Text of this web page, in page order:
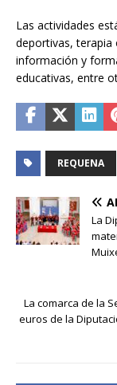
Las actividades
deportivas, terapia
información y
educativas, entre
REQUENA
La
La comarca de la
euros de la